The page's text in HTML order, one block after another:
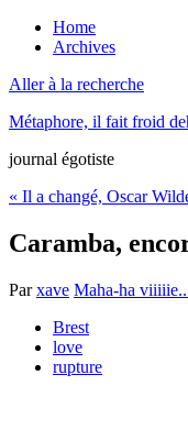
Home
Archives
Aller à la recherche
Métaphore, il fait froid
journal égotiste
« Il a changé, Oscar
Caramba,
Parxave Maha-ha
Brest
love
rupture